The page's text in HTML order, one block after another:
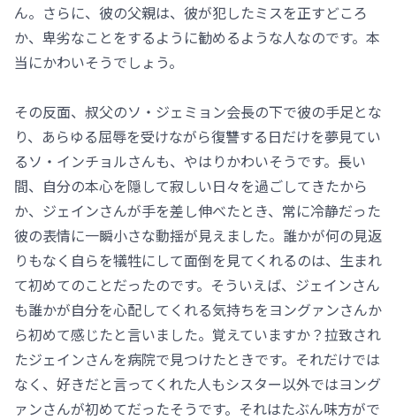
ん。さらに、彼の父親は、彼が犯したミスを正すどころ
か、卑劣なことをするように勧めるような人なのです。本
当にかわいそうでしょう。
その反面、叔父のソ・ジェミョン会長の下で彼の手足とな
り、あらゆる屈辱を受けながら復讐する日だけを夢見てい
るソ・インチョルさんも、やはりかわいそうです。長い
間、自分の本心を隠して寂しい日々を過ごしてきたから
か、ジェインさんが手を差し伸べたとき、常に冷静だった
彼の表情に一瞬小さな動揺が見えました。誰かが何の見返
りもなく自らを犠牲にして面倒を見てくれるのは、生まれ
て初めてのことだったのです。そういえば、ジェインさん
も誰かが自分を心配してくれる気持ちをヨングァンさんか
ら初めて感じたと言いました。覚えていますか？拉致され
たジェインさんを病院で見つけたときです。それだけでは
なく、好きだと言ってくれた人もシスター以外ではヨング
ァンさんが初めてだったそうです。それはたぶん味方がで